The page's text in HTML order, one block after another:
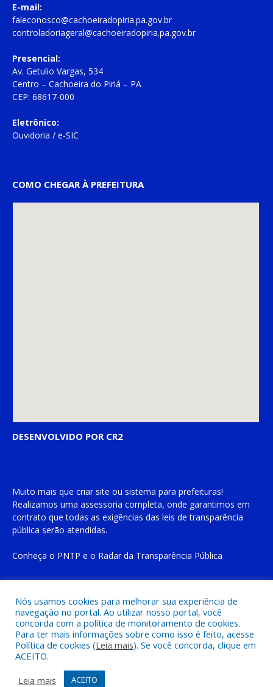
E-mail:
faleconosco@cachoeiradopiria.pa.gov.br
controladoriageral@cachoeiradopiria.pa.gov.br
Presencial:
Av. Getulio Vargas, 534
Centro – Cachoeira do Piriá – PA
CEP: 68617-000
Eletrônico:
Ouvidoria / e-SIC
COMO CHEGAR À PREFEITURA
DESENVOLVIDO POR CR2
Muito mais que criar site ou sistema para prefeituras!
Realizamos uma assessoria completa, onde garantimos em
contrato que todas as exigências das leis de transparência
pública serão atendidas.
Conheça o PNTP e o Radar da Transparência Pública
Todos os direitos reservados a Prefeitura Municipal de Cachoeira
do Piriá
Mapa do Site
Acessar o Webmail
Nós usamos cookies para melhorar sua experiência de
navegação no portal. Ao utilizar nosso portal, você
concorda com a política de monitoramento de cookies.
Para ter mais informações sobre como isso é feito, acesse
Política de cookies (Leia mais). Se você concorda, clique em
ACEITO.
Leia mais
ACEITO